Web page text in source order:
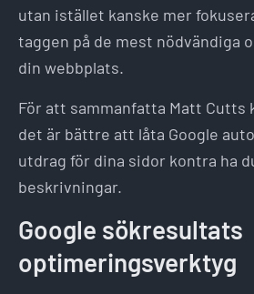
utan istället kanske mer
taggen på de mest nödvändiga
din webbplats.
För att sammanfatta Matt Cutts
det är bättre att låta Google
utdrag för dina sidor kontra ha
beskrivningar.
Google sökresultats
optimeringsverktyg